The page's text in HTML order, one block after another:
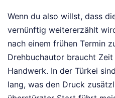
Wenn du also willst, dass
vernünftig weitererzählt
nach einem frühen Termin
Drehbuchautor braucht
Handwerk. In der Türkei
lang, was den Druck